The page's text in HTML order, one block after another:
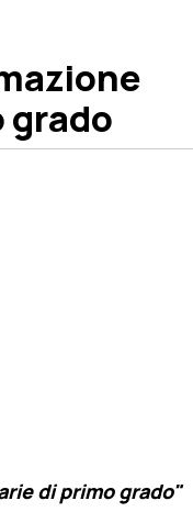
di primo grado"